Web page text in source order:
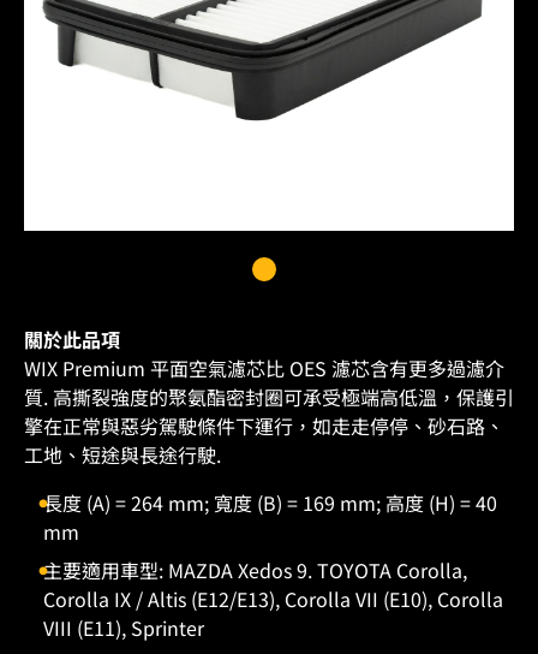
關於此品項
WIX Premium 平面空氣濾芯比 OES 濾芯含有更多過濾介
質. 高撕裂強度的聚氨酯密封圈可承受極端高低溫，保護引
擎在正常與惡劣駕駛條件下運行，如走走停停、砂石路、
工地、短途與長途行駛.
長度 (A) = 264 mm; 寬度 (B) = 169 mm; 高度 (H) = 40
mm
主要適用車型: MAZDA Xedos 9. TOYOTA Corolla,
Corolla IX / Altis (E12/E13), Corolla VII (E10), Corolla
VIII (E11), Sprinter